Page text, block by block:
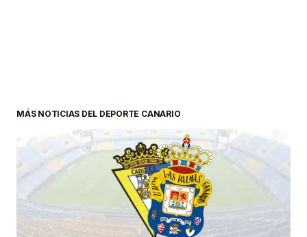
MÁS NOTICIAS DEL DEPORTE CANARIO